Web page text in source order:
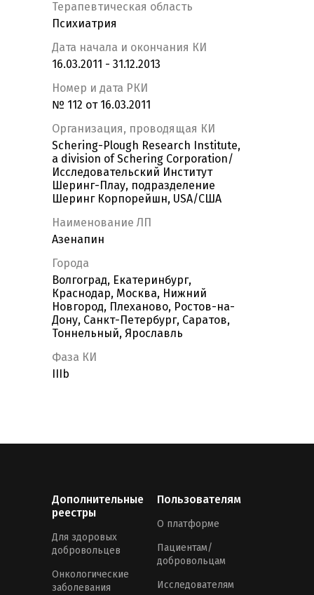
Терапевтическая область
Психиатрия
Дата начала и окончания КИ
16.03.2011 - 31.12.2013
Номер и дата РКИ
№ 112 от 16.03.2011
Организация, проводящая КИ
Schering-Plough Research Institute,
a division of Schering Corporation/
Исследовательский Институт
Шеринг-Плау, подразделение
Шеринг Корпорейшн, USA/США
Наименование ЛП
Азенапин
Города
Волгоград, Екатеринбург,
Краснодар, Москва, Нижний
Новгород, Плеханово, Ростов-на-
Дону, Санкт-Петербург, Саратов,
Тоннельный, Ярославль
Фаза КИ
IIIb
Дополнительные
реестры
Для здоровых
добровольцев
Онкологические
заболевания
Пользователям
О платформе
Пациентам/
добровольцам
Исследователям